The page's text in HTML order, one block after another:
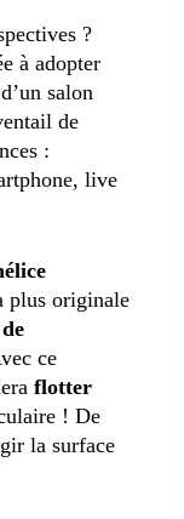
?
à adopter
salon
de
:
live
plus originale
ce
flotter
! De
la surface